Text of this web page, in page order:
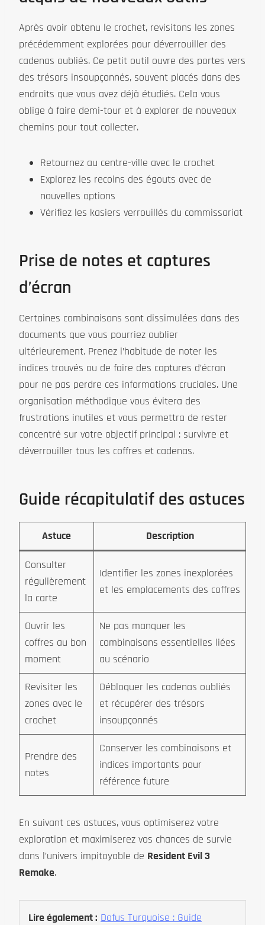
Après avoir obtenu le crochet, revisitons les zones
précédemment explorées pour déverrouiller des
cadenas oubliés. Ce petit outil ouvre des portes vers
des trésors insoupçonnés, souvent placés dans des
endroits que vous avez déjà étudiés. Cela vous
oblige à faire demi-tour et à explorer de nouveaux
chemins pour tout collecter.
Retournez au centre-ville avec le crochet
Explorez les recoins des égouts avec de
nouvelles options
Vérifiez les kasiers verrouillés du commissariat
Prise de notes et captures
d’écran
Certaines combinaisons sont dissimulées dans des
documents que vous pourriez oublier
ultérieurement. Prenez l’habitude de noter les
indices trouvés ou de faire des captures d’écran
pour ne pas perdre ces informations cruciales. Une
organisation méthodique vous évitera des
frustrations inutiles et vous permettra de rester
concentré sur votre objectif principal : survivre et
déverrouiller tous les coffres et cadenas.
Guide récapitulatif des astuces
Astuce Description
Consulter
régulièrement
la carte
Identifier les zones inexplorées
et les emplacements des coffres
Ouvrir les
coffres au bon
moment
Ne pas manquer les
combinaisons essentielles liées
au scénario
Revisiter les
zones avec le
crochet
Débloquer les cadenas oubliés
et récupérer des trésors
insoupçonnés
Prendre des
notes
Conserver les combinaisons et
indices importants pour
référence future
En suivant ces astuces, vous optimiserez votre
exploration et maximiserez vos chances de survie
dans l’univers impitoyable de Resident Evil 3
Remake.
Lire également : Dofus Turquoise : Guide